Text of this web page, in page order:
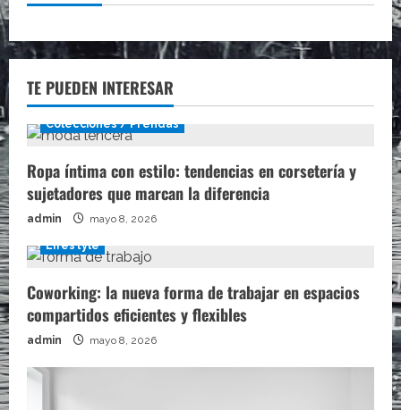
TE PUEDEN INTERESAR
Colecciones / Prendas
Ropa íntima con estilo: tendencias en corsetería y
sujetadores que marcan la diferencia
admin mayo 8, 2026
Lifestyle
Coworking: la nueva forma de trabajar en espacios
compartidos eficientes y flexibles
admin mayo 8, 2026